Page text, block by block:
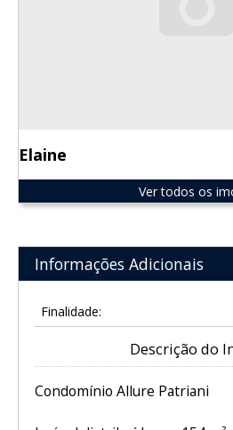
Elaine
Ver todos os
Informações Adicionais
Finalidade:
Descrição do
Condomínio Allure Patriani